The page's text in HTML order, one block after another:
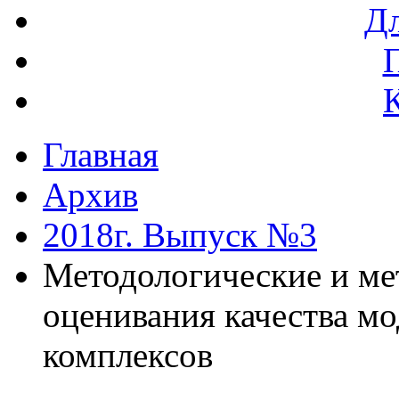
Главная
Архив
2018г. Выпуск №3
Методологические и
оценивания качества
комплексов